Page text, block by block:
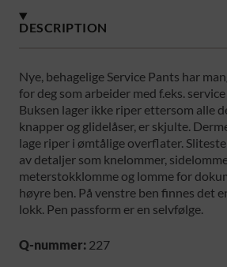
DESCRIPTION
Nye, behagelige Service Pants har
for deg som arbeider med f.eks.
Buksen lager ikke riper ettersom alle
knapper og glidelåser, er skjulte.
lage riper i ømtålige overflater.
av detaljer som knelommer,
meterstokklomme og lomme for
høyre ben. På venstre ben finnes det
lokk. Pen passform er en selvfølge.
Q-nummer: 227